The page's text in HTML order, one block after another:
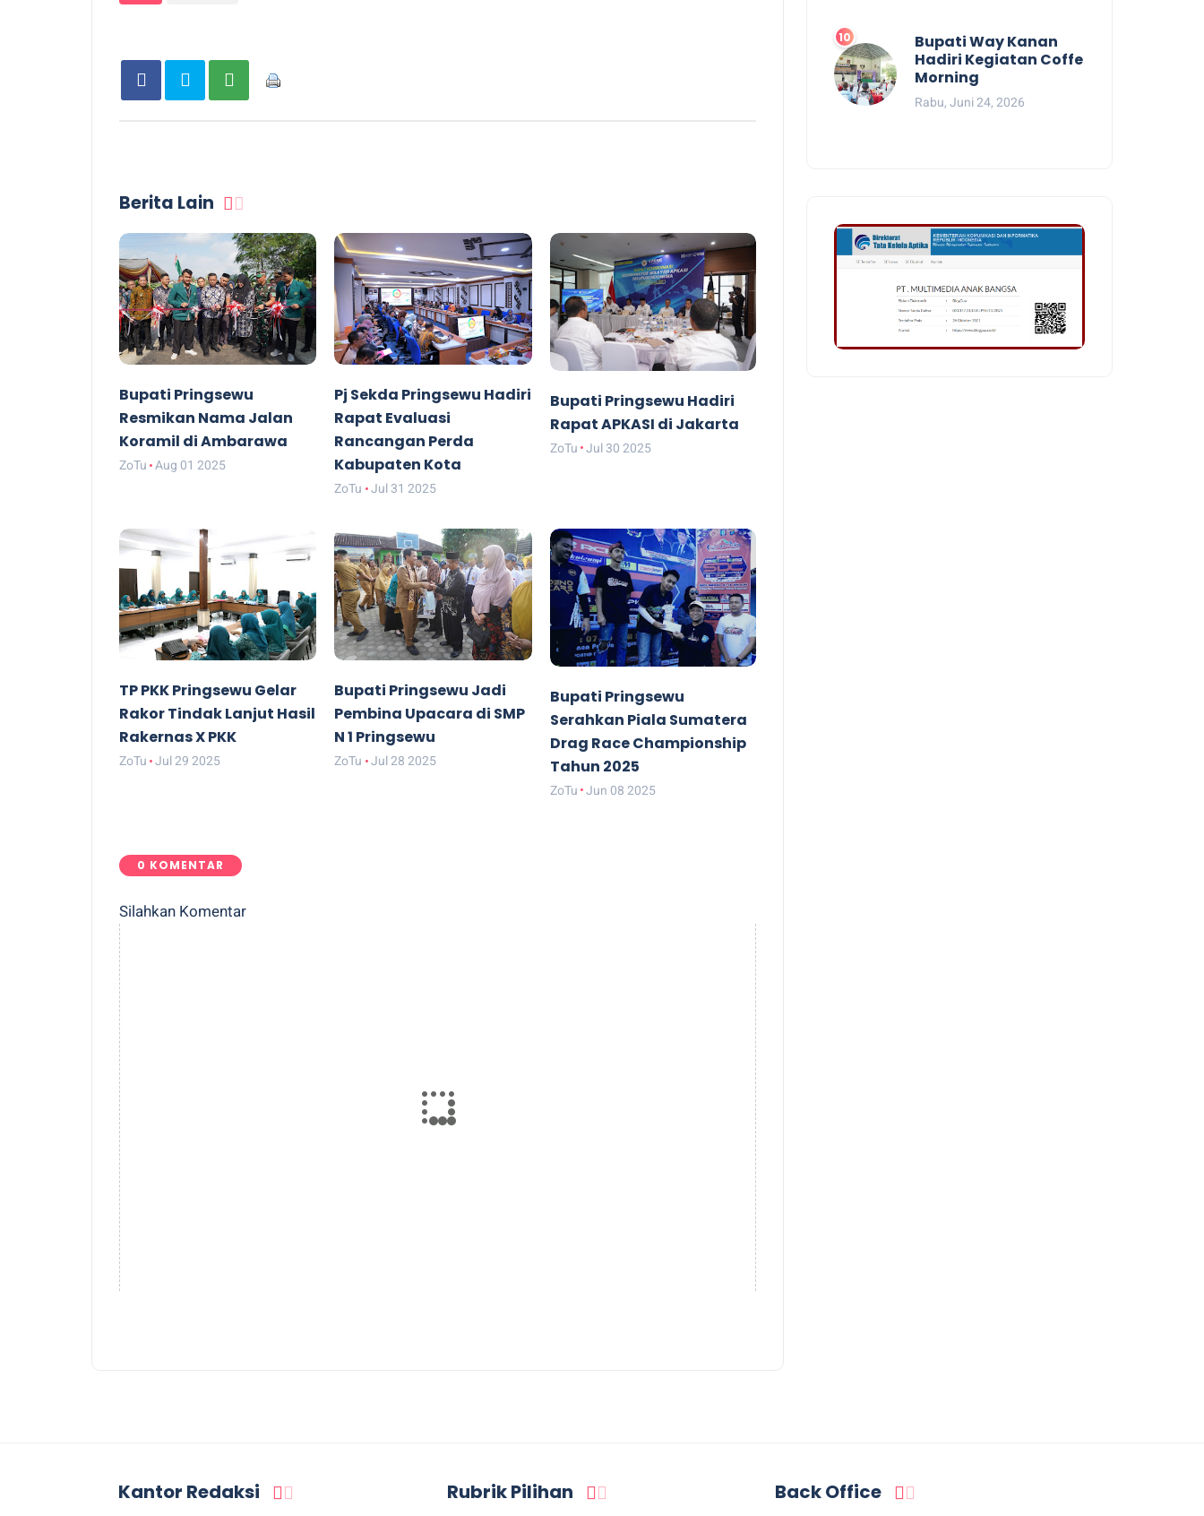
Berita Lain
Bupati Pringsewu
Resmikan Nama Jalan
Koramil di Ambarawa
ZoTu Aug 01 2025
Pj Sekda Pringsewu Hadiri
Rapat Evaluasi
Rancangan Perda
Kabupaten Kota
ZoTu Jul 31 2025
Bupati Pringsewu Hadiri
Rapat APKASI di Jakarta
ZoTu Jul 30 2025
TP PKK Pringsewu Gelar
Rakor Tindak Lanjut Hasil
Rakernas X PKK
ZoTu Jul 29 2025
Bupati Pringsewu Jadi
Pembina Upacara di SMP
N 1 Pringsewu
ZoTu Jul 28 2025
Bupati Pringsewu
Serahkan Piala Sumatera
Drag Race Championship
Tahun 2025
ZoTu Jun 08 2025
0 KOMENTAR
Silahkan Komentar
Bupati Way Kanan
Hadiri Kegiatan Coffe
Morning
Rabu, Juni 24, 2026
Kantor Redaksi Rubrik Pilihan Back Office